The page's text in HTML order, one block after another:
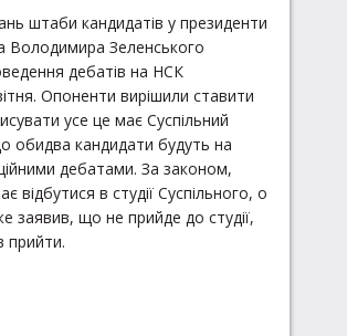
штаби кандидатів у президенти
Володимира Зеленського
дебатів на НСК
Опоненти вирішили ставити
усе це має Суспільний
обидва кандидати будуть на
дебатами. За законом,
відбутися в студії Суспільного, о
заявив, що не прийде до студії,
прийти.